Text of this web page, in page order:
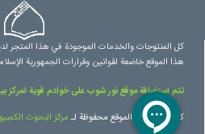
كل المنتوجات والخدمات الموجودة في هذا المتجر
هذا الموقع خاضعة لقوانين وقرارات الجمهورية
تتم استضافة موقع نور شوب على خوادم قوية لمركز
كل حقوق هذا الموقع محفوظة لـمرکز البحوث